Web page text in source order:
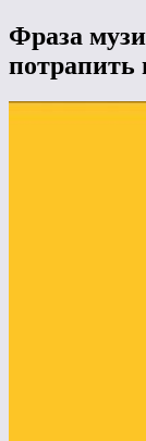
Фраза
потрапить